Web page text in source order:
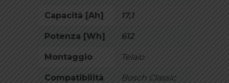
Capacità [Ah] 17,1
Potenza [Wh] 612
Montaggio Telaio
Compatibilità Bosch Classic